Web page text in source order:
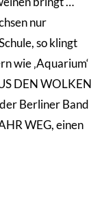
nur
so klingt
wie ‚Aquarium‘
DEN WOLKEN
Berliner Band
WEG, einen